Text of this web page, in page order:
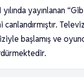
yayınlanan
başlamış ve